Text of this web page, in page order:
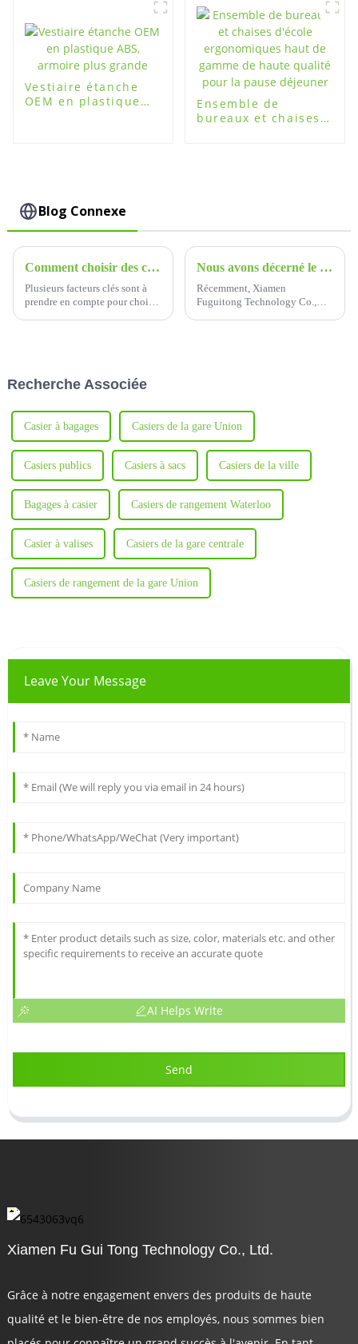
Vestiaire étanche
OEM en plastique
Ensemble de
bureaux et chaises
Blog Connexe
Comment choisir des casiers de salle de sport
Plusieurs facteurs clés sont à
prendre en compte pour choisir
Nous avons décerné le titre d'entreprise de crédit AAA
Récemment, Xiamen
Fuguitong Technology Co.,
Recherche Associée
Casier à bagages Casiers de la gare Union
Casiers publics Casiers à sacs Casiers de la ville
Bagages à casier Casiers de rangement Waterloo
Casier à valises Casiers de la gare centrale
Casiers de rangement de la gare Union
Leave Your Message
AI Helps Write
Send
Xiamen Fu Gui Tong Technology Co., Ltd.
Grâce à notre engagement envers des produits de haute
qualité et le bien-être de nos employés, nous sommes bien